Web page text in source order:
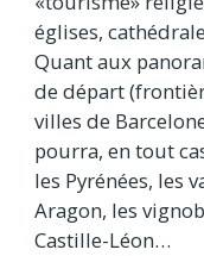
églises,
Quant aux
de départ
villes de
pourra, en tout
les Pyrénées, les
Aragon, les
Castille-Léon…